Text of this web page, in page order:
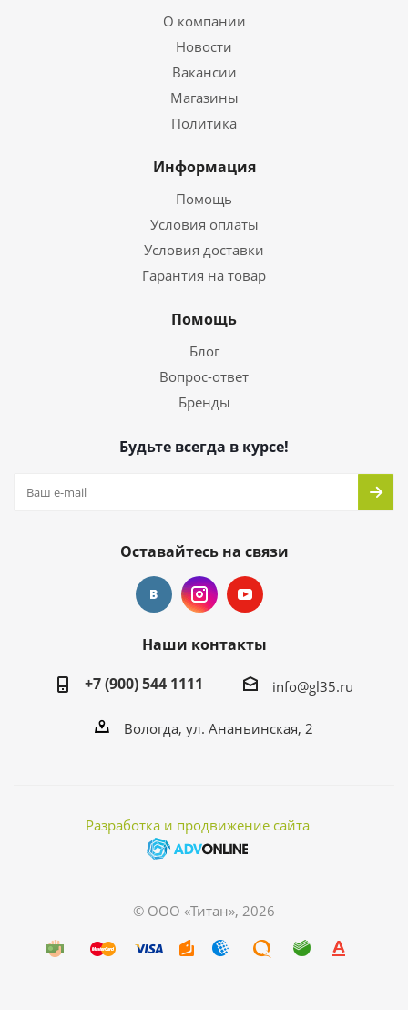
О компании
Новости
Вакансии
Магазины
Политика
Информация
Помощь
Условия оплаты
Условия доставки
Гарантия на товар
Помощь
Блог
Вопрос-ответ
Бренды
Будьте всегда в курсе!
Оставайтесь на связи
Наши контакты
+7 (900) 544 1111
info@gl35.ru
Вологда, ул. Ананьинская, 2
Разработка и продвижение сайта
© ООО «Титан», 2026